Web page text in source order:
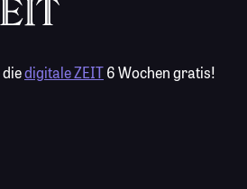
diedigitale ZEIT6 Wochen gratis!